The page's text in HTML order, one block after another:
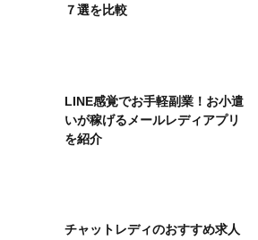
７選を比較
LINE感覚でお手軽副業！お小遣
いが稼げるメールレディアプリ
を紹介
チャットレディのおすすめ求人